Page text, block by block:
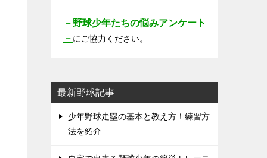
－野球少年たちの悩みアンケート
－ にご協力ください。
最新野球記事
少年野球走塁の基本と教え方！練習方
法を紹介